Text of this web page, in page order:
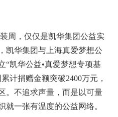
周，仅仅是凯华集团公益实
凯华集团与上海真爱梦想公
“凯华公益•真爱梦想专项基
计捐赠金额突破2400万元，
。不追求声量，而是以可量
就一张有温度的公益网络。